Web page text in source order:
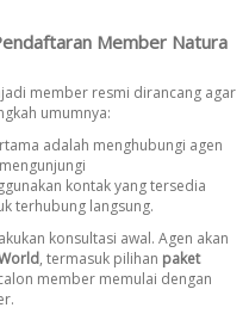
Member Natura
member resmi dirancang agar
umumnya:
adalah menghubungi agen
kontak yang tersedia
terhubung langsung.
konsultasi awal. Agen akan
, termasuk pilihan paket
member memulai dengan